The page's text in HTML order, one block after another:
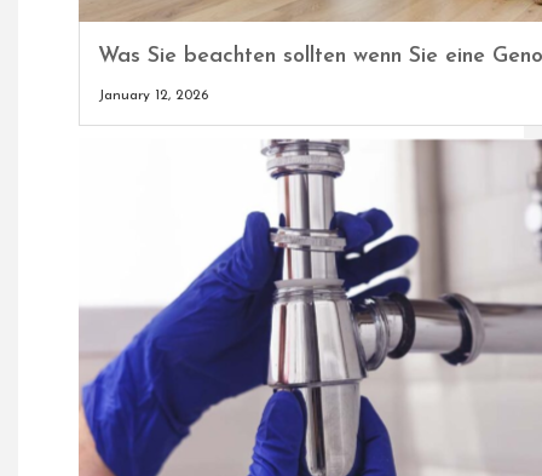
Was Sie beachten sollten wenn Sie eine
January 12, 2026